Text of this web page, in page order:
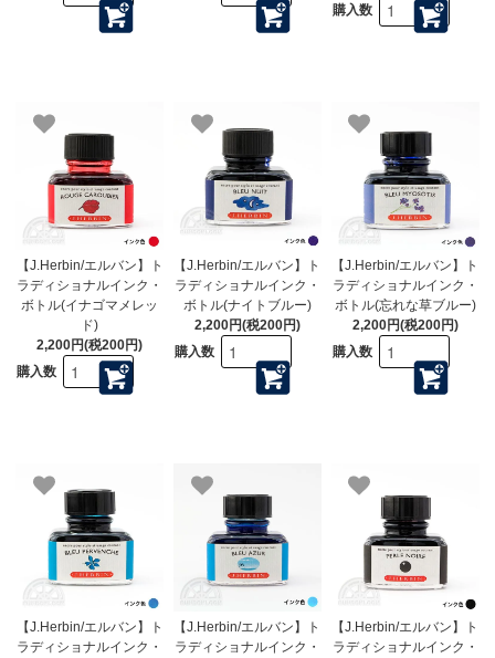
購入数
【J.Herbin/エルバン】ト
ラディショナルインク・
ボトル(イナゴマメレッ
ド)
2,200円(税200円)
購入数
【J.Herbin/エルバン】ト
ラディショナルインク・
ボトル(ナイトブルー)
2,200円(税200円)
購入数
【J.Herbin/エルバン】ト
ラディショナルインク・
ボトル(忘れな草ブルー)
2,200円(税200円)
購入数
【J.Herbin/エルバン】ト
ラディショナルインク・
【J.Herbin/エルバン】ト
ラディショナルインク・
【J.Herbin/エルバン】ト
ラディショナルインク・